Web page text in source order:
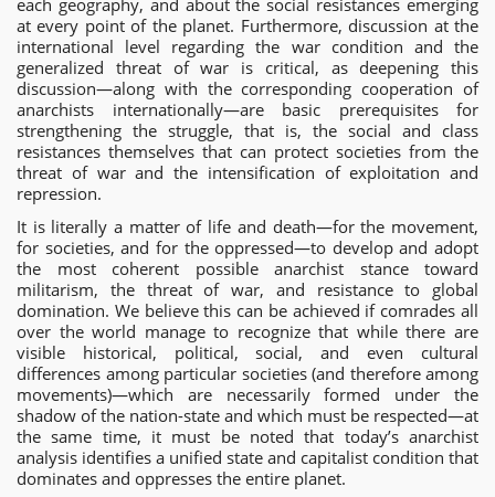
each geography, and about the social resistances emerging
at every point of the planet. Furthermore, discussion at the
international level regarding the war condition and the
generalized threat of war is critical, as deepening this
discussion—along with the corresponding cooperation of
anarchists internationally—are basic prerequisites for
strengthening the struggle, that is, the social and class
resistances themselves that can protect societies from the
threat of war and the intensification of exploitation and
repression.
It is literally a matter of life and death—for the movement,
for societies, and for the oppressed—to develop and adopt
the most coherent possible anarchist stance toward
militarism, the threat of war, and resistance to global
domination. We believe this can be achieved if comrades all
over the world manage to recognize that while there are
visible historical, political, social, and even cultural
differences among particular societies (and therefore among
movements)—which are necessarily formed under the
shadow of the nation-state and which must be respected—at
the same time, it must be noted that today’s anarchist
analysis identifies a unified state and capitalist condition that
dominates and oppresses the entire planet.